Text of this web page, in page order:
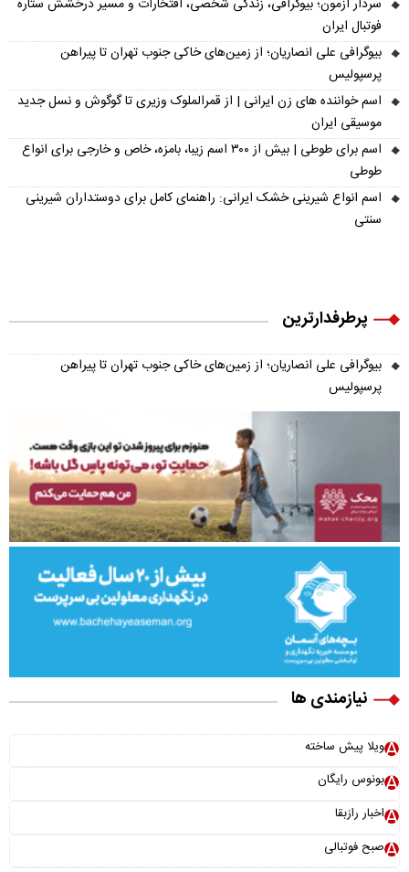
سردار آزمون؛ بیوگرافی، زندگی شخصی، افتخارات و مسیر درخشش ستاره
فوتبال ایران
بیوگرافی علی انصاریان؛ از زمین‌های خاکی جنوب تهران تا پیراهن
پرسپولیس
اسم خواننده های زن ایرانی | از قمرالملوک وزیری تا گوگوش و نسل جدید
موسیقی ایران
اسم برای طوطی | بیش از ۳۰۰ اسم زیبا، بامزه، خاص و خارجی برای انواع
طوطی
اسم انواع شیرینی خشک ایرانی: راهنمای کامل برای دوستداران شیرینی
سنتی
پرطرفدارترین
بیوگرافی علی انصاریان؛ از زمین‌های خاکی جنوب تهران تا پیراهن
پرسپولیس
نیازمندی ها
ویلا پیش ساخته
بونوس رایگان
اخبار رازبقا
صبح فوتبالی